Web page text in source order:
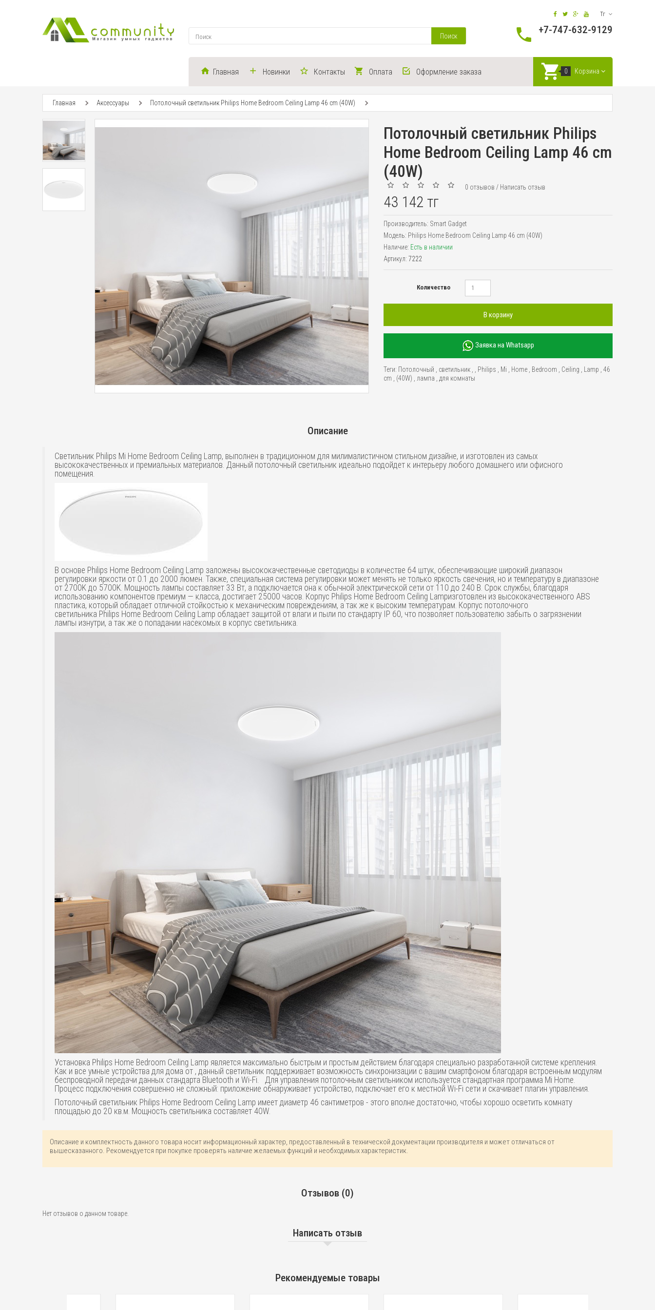
Тг
Поиск
+7-747-632-9129
Главная Новинки Контакты Оплата Оформление заказа 0 Корзина
Главная Аксессуары Потолочный светильник Philips Home Bedroom Ceiling Lamp 46 cm (40W)
Потолочный светильник Philips
Home Bedroom Ceiling Lamp 46 cm
(40W)
0 отзывов / Написать отзыв
43 142 тг
Производитель: Smart Gadget
Модель: Philips Home Bedroom Ceiling Lamp 46 cm (40W)
Наличие: Есть в наличии
Артикул: 7222
Количество
В корзину
Заявка на Whatsapp
Теги: Потолочный светильник Philips Mi Home Bedroom Ceiling Lamp
46
cm
(40W) лампа для комнаты
Описание
Светильник Philips Mi Home Bedroom Ceiling Lamp, выполнен в традиционном для милималистичном стильном дизайне, и изготовлен из самых
высококачественных и премиальных материалов. Данный потолочный светильник идеально подойдет к интерьеру любого домашнего или офисного
помещения.
В основе Philips Home Bedroom Ceiling Lamp заложены высококачественные светодиоды в количестве 64 штук, обеспечивающие широкий диапазон
регулировки яркости от 0.1 до 2000 люмен. Также, специальная система регулировки может менять не только яркость свечения, но и температуру в диапазоне
от 2700K до 5700K. Мощность лампы составляет 33 Вт, а подключается она к обычной электрической сети от 110 до 240 В. Срок службы, благодаря
использованию компонентов премиум — класса, достигает 25000 часов. Корпус Philips Home Bedroom Ceiling Lampизготовлен из высококачественного ABS
пластика, который обладает отличной стойкостью к механическим повреждениям, а так же к высоким температурам. Корпус потолочного
светильника Philips Home Bedroom Ceiling Lamp обладает защитой от влаги и пыли по стандарту IP 60, что позволяет пользователю забыть о загрязнении
лампы изнутри, а так же о попадании насекомых в корпус светильника.
Установка Philips Home Bedroom Ceiling Lamp является максимально быстрым и простым действием благодаря специально разработанной системе крепления.
Как и все умные устройства для дома от , данный светильник поддерживает возможность синхронизации с вашим смартфоном благодаря встроенным модулям
беспроводной передачи данных стандарта Bluetooth и Wi-Fi. Для управления потолочным светильником используется стандартная программа Mi Home.
Процесс подключения совершенно не сложный: приложение обнаруживает устройство, подключает его к местной Wi-Fi сети и скачивает плагин управления.
Потолочный светильник Philips Home Bedroom Ceiling Lamp имеет диаметр 46 сантиметров - этого вполне достаточно, чтобы хорошо осветить комнату
площадью до 20 кв.м. Мощность светильника составляет 40W.
Описание и комплектность данного товара носит информационный характер, предоставленный в технической документации производителя и может отличаться от
вышесказанного. Рекомендуется при покупке проверять наличие желаемых функций и необходимых характеристик.
Отзывов (0)
Нет отзывов о данном товаре.
Написать отзыв
Рекомендуемые товары